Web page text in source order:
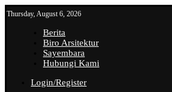
Thursday, August 6, 2026
Berita
Biro Arsitektur
Sayembara
Hubungi Kami
Login/Register